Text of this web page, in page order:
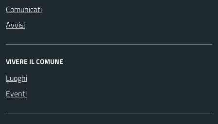
Comunicati
Avvisi
VIVERE IL COMUNE
Luoghi
Eventi